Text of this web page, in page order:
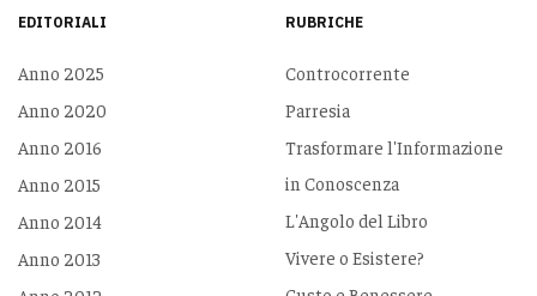
EDITORIALI
Anno 2025
Anno 2020
Anno 2016
Anno 2015
Anno 2014
Anno 2013
RUBRICHE
Controcorrente
Parresia
Trasformare l'Informazione
in Conoscenza
L'Angolo del Libro
Vivere o Esistere?